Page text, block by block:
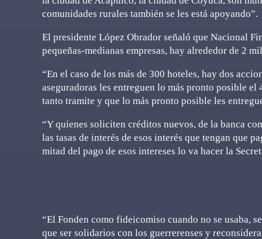
comunidades rurales también se les está apoyando”.
El presidente López Obrador señaló que Nacional
pequeñas-medianas empresas, hay alrededor de 2
“En el caso de los más de 300 hoteles, hay dos
aseguradoras les entreguen lo más pronto posible
tanto tramite y que lo más pronto posible les
“Y quienes soliciten créditos nuevos, de la banca
las tasas de interés de esos interés que tengan que
mitad del pago de esos intereses lo va hacer la
“El Fonden como fideicomiso cuando no se usaba,
que ser solidarios con los guerrerenses y